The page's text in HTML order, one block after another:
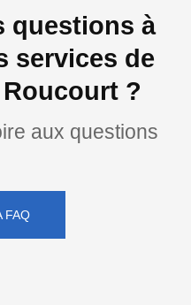
questions à
services de
?
aux questions
FAQ